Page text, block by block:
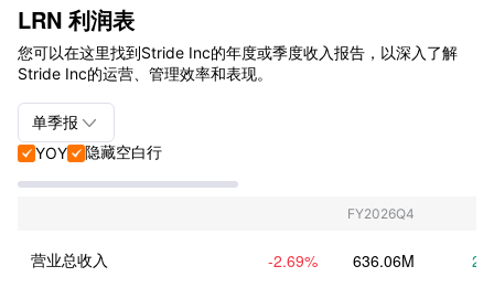
LRN 利润表
您可以在这里找到Stride Inc的年度或季度收入报告，以深入了解
Stride Inc的运营、管理效率和表现。
单季报 
YOY隐藏空白行
FY2026Q4
营业总收入 -2.69% 636.06M